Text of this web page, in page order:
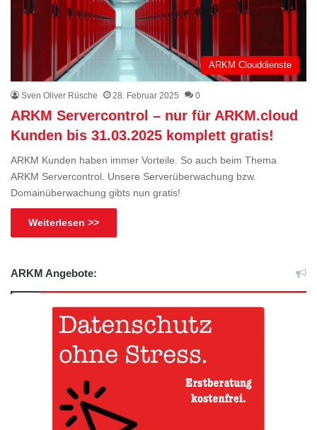
ARKM Clouddienste
Sven Oliver Rüsche 28. Februar 2025 0
ARKM Servercontrol – nur für ARKM.cloud
Kunden bis 31.03.2025 komplett gratis!
ARKM Kunden haben immer Vorteile. So auch beim Thema
ARKM Servercontrol. Unsere Serverüberwachung bzw.
Domainüberwachung gibts nun gratis!
Weiterlesen >>
ARKM Angebote: